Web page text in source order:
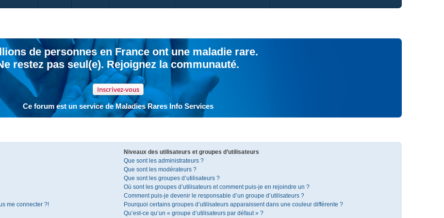
de personnes en France ont une maladie rare.
restez pas seul(e). Rejoignez la communauté.
Inscrivez-vous
Ce forum est un service de Maladies Rares Info Services
me connecter ?!
Niveaux des utilisateurs et groupes d’utilisateurs
Que sont les administrateurs ?
Que sont les modérateurs ?
Que sont les groupes d’utilisateurs ?
Où sont les groupes d’utilisateurs et comment puis-je en rejoindre un ?
Comment puis-je devenir le responsable d’un groupe d’utilisateurs ?
Pourquoi certains groupes d’utilisateurs apparaissent dans une couleur différente ?
Qu’est-ce qu’un « groupe d’utilisateurs par défaut » ?